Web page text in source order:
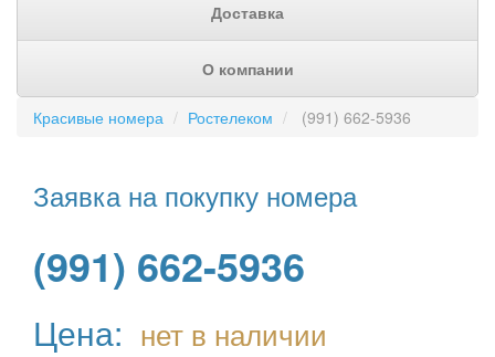
Доставка
О компании
Красивые номера Ростелеком (991) 662-5936
Заявка на покупку номера
(991) 662-5936
Цена: нет в наличии